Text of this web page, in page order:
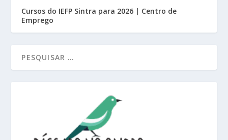
Cursos do IEFP Sintra para 2026 | Centro de
Emprego